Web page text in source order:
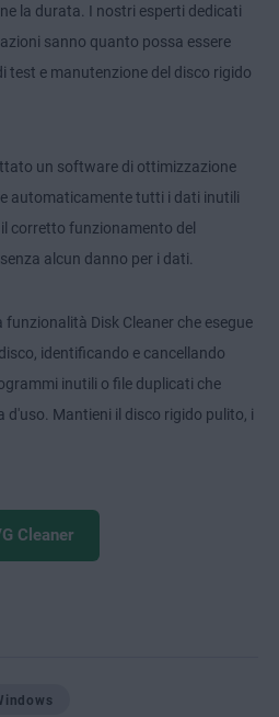
la durata. I nostri esperti dedicati
sanno quanto possa essere
e manutenzione del disco rigido
un software di ottimizzazione
automaticamente tutti i dati inutili
corretto funzionamento del
alcun danno per i dati.
funzionalità Disk Cleaner che esegue
identificando e cancellando
inutili o file duplicati che
d'uso. Mantieni il disco rigido pulito, i
Cleaner